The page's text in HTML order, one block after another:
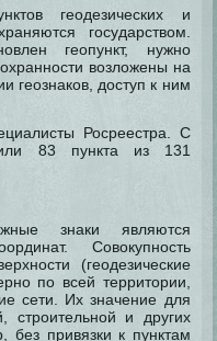
геодезических и
государством.
геопункт, нужно
возложены на
геознаков, доступ к ним
Росреестра. С
83 пункта из 131
знаки являются
Совокупность
(геодезические
по всей территории,
сети. Их значение для
строительной и других
без привязки к пунктам